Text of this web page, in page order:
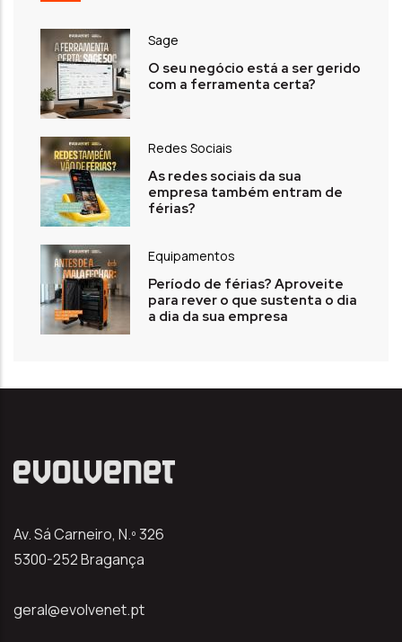
Sage
O seu negócio está a ser gerido
com a ferramenta certa?
Redes Sociais
As redes sociais da sua
empresa também entram de
férias?
Equipamentos
Período de férias? Aproveite
para rever o que sustenta o dia
a dia da sua empresa
Av. Sá Carneiro, N.º 326
5300-252 Bragança
geral@evolvenet.pt